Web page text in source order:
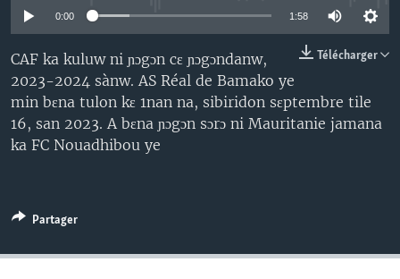
0:00 1:58
Télécharger
CAF ka kuluw ni ɲɔgɔn cɛ ɲɔgɔndanw,
2023-2024 sànw. AS Réal de Bamako ye
min bɛna tulon kɛ 1nan na, sibiridon sɛptembre tile
16, san 2023. A bɛna ɲɔgɔn sɔrɔ ni Mauritanie jamana
ka FC Nouadhibou ye
Partager